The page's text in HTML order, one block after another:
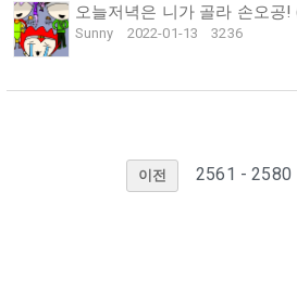
오늘저녁은 니가 골라 손오공!
Sunny
2022-01-13 3236
이전 2561 - 2580